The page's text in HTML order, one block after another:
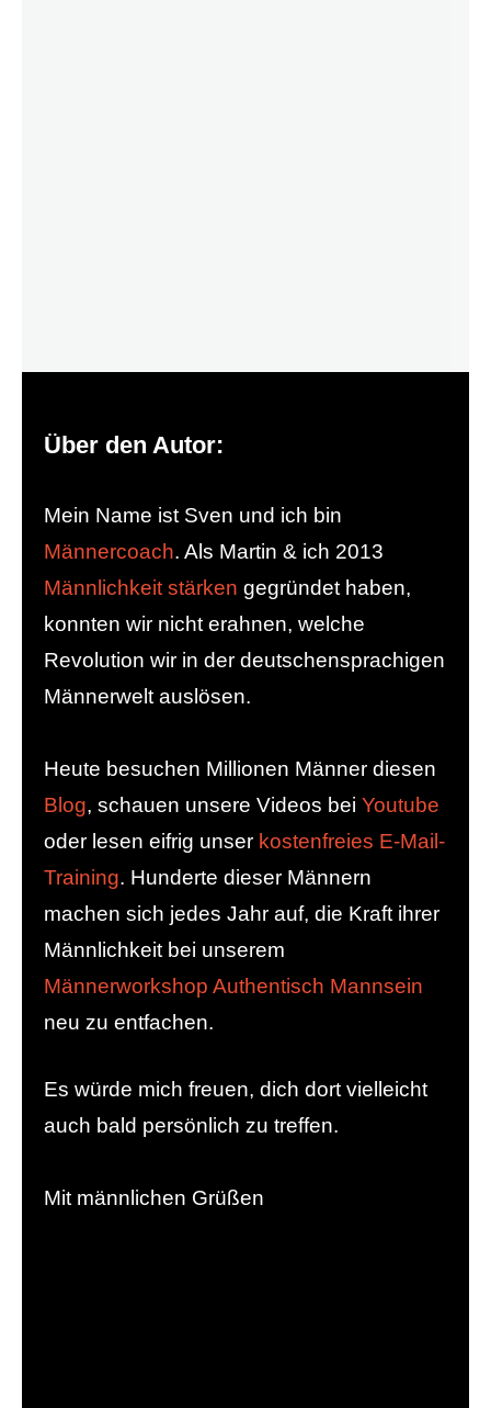
Über den Autor:
Mein Name ist Sven und ich bin
Männercoach. Als Martin & ich 2013
Männlichkeit stärken gegründet haben,
konnten wir nicht erahnen, welche
Revolution wir in der deutschensprachigen
Männerwelt auslösen.
Heute besuchen Millionen Männer diesen
Blog, schauen unsere Videos bei Youtube
oder lesen eifrig unser kostenfreies E-Mail-
Training. Hunderte dieser Männern
machen sich jedes Jahr auf, die Kraft ihrer
Männlichkeit bei unserem
Männerworkshop Authentisch Mannsein
neu zu entfachen.
Es würde mich freuen, dich dort vielleicht
auch bald persönlich zu treffen.
Mit männlichen Grüßen